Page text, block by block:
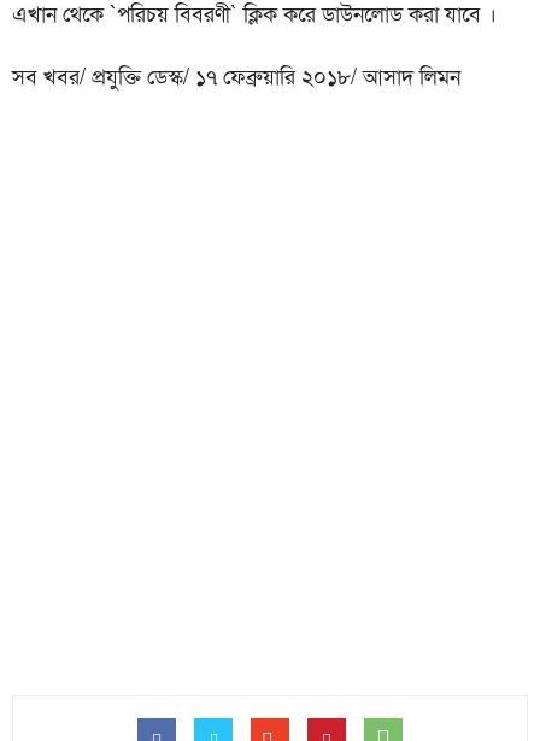
এখান থেকে `পরিচয় বিবরণী` ক্লিক করে ডাউনলোড করা যাবে ।
সব খবর/ প্রযুক্তি ডেস্ক/ ১৭ ফেব্রুয়ারি ২০১৮/ আসাদ লিমন